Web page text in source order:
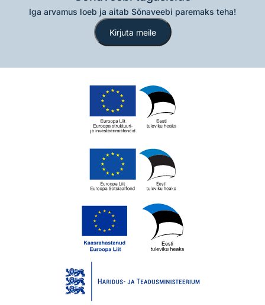
Iga arvamus loeb ja aitab Sõnaveebi paremaks teha!
Kirjuta meile